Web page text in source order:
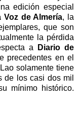
edición especial
Vozde Almería,
la
que son
la pérdida
a
Diario de
precedentes en el
solamente tiene
de los casi dos mil
mínimo histórico.